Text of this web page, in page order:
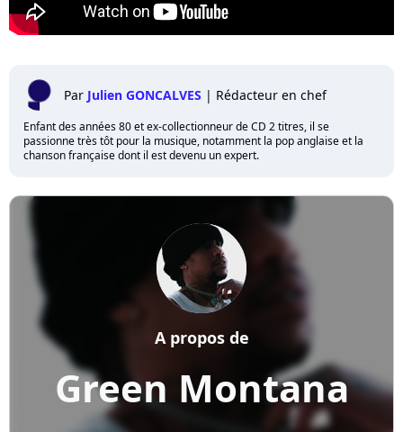
Par Julien GONCALVES | Rédacteur en chef
Enfant des années 80 et ex-collectionneur de CD 2 titres, il se
passionne très tôt pour la musique, notamment la pop anglaise et la
chanson française dont il est devenu un expert.
Green Montana
A propos de